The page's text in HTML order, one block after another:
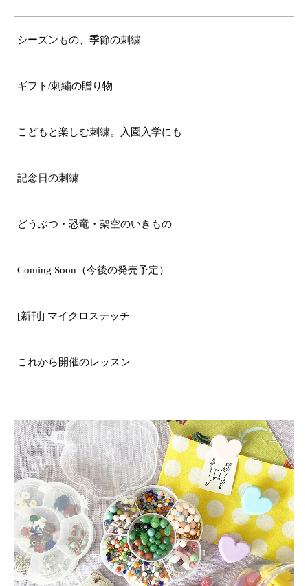
シーズンもの、季節の刺繍
ギフト/刺繍の贈り物
こどもと楽しむ刺繍。入園入学にも
記念日の刺繍
どうぶつ・恐竜・架空のいきもの
Coming Soon（今後の発売予定）
[新刊] マイクロステッチ
これから開催のレッスン